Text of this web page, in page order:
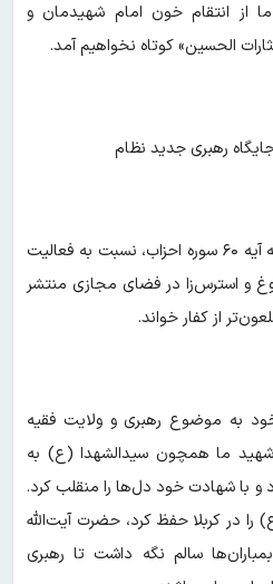
از انتقام خون امام شهیدمان و
الحسین» کوتاه نخواهیم آمد.
رهبری جدید نظام
نایب رئیس مجلس با استناد به آیه ۶۰ سوره احزاب، نسبت به فعالیت
و استرس‌زا در فضای مجازی منتشر
از کفار خواند.
به موضوع رهبری و ولایت فقیه
ما همچون سیدالشهدا (ع) به
و با شهادت خود دل‌ها را منقلب کرد.
در کربلا حفظ کرد، حضرت آیت‌الله
سالم نگه داشت تا رهبری